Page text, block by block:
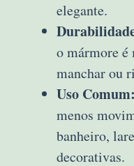
elegante.
o mármore é
manchar ou
Uso Comum:
menos
banheiro,
decorativas.